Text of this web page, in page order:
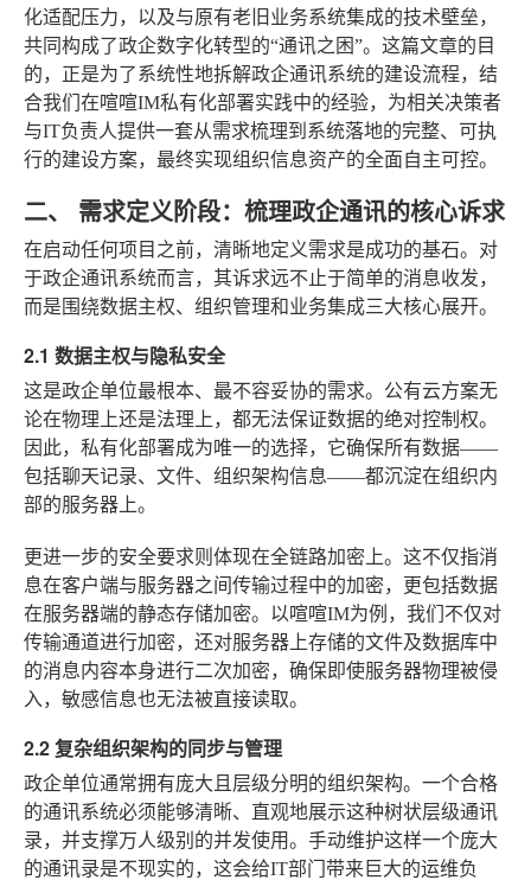
化适配压力，以及与原有老旧业务系统集成的技术壁垒，
共同构成了政企数字化转型的“通讯之困”。这篇文章的目
的，正是为了系统性地拆解政企通讯系统的建设流程，结
合我们在喧喧IM私有化部署实践中的经验，为相关决策者
与IT负责人提供一套从需求梳理到系统落地的完整、可执
行的建设方案，最终实现组织信息资产的全面自主可控。
二、 需求定义阶段：梳理政企通讯的核心诉求
在启动任何项目之前，清晰地定义需求是成功的基石。对
于政企通讯系统而言，其诉求远不止于简单的消息收发，
而是围绕数据主权、组织管理和业务集成三大核心展开。
2.1 数据主权与隐私安全
这是政企单位最根本、最不容妥协的需求。公有云方案无
论在物理上还是法理上，都无法保证数据的绝对控制权。
因此，私有化部署成为唯一的选择，它确保所有数据——
包括聊天记录、文件、组织架构信息——都沉淀在组织内
部的服务器上。
更进一步的安全要求则体现在全链路加密上。这不仅指消
息在客户端与服务器之间传输过程中的加密，更包括数据
在服务器端的静态存储加密。以喧喧IM为例，我们不仅对
传输通道进行加密，还对服务器上存储的文件及数据库中
的消息内容本身进行二次加密，确保即使服务器物理被侵
入，敏感信息也无法被直接读取。
2.2 复杂组织架构的同步与管理
政企单位通常拥有庞大且层级分明的组织架构。一个合格
的通讯系统必须能够清晰、直观地展示这种树状层级通讯
录，并支撑万人级别的并发使用。手动维护这样一个庞大
的通讯录是不现实的，这会给IT部门带来巨大的运维负